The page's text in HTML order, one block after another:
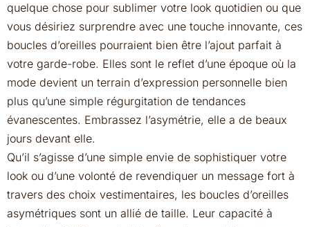
quelque chose pour sublimer votre look quotidien ou que
vous désiriez surprendre avec une touche innovante, ces
boucles d’oreilles pourraient bien être l’ajout parfait à
votre garde-robe. Elles sont le reflet d’une époque où la
mode devient un terrain d’expression personnelle bien
plus qu’une simple régurgitation de tendances
évanescentes. Embrassez l’asymétrie, elle a de beaux
jours devant elle.
Qu’il s’agisse d’une simple envie de sophistiquer votre
look ou d’une volonté de revendiquer un message fort à
travers des choix vestimentaires, les boucles d’oreilles
asymétriques sont un allié de taille. Leur capacité à